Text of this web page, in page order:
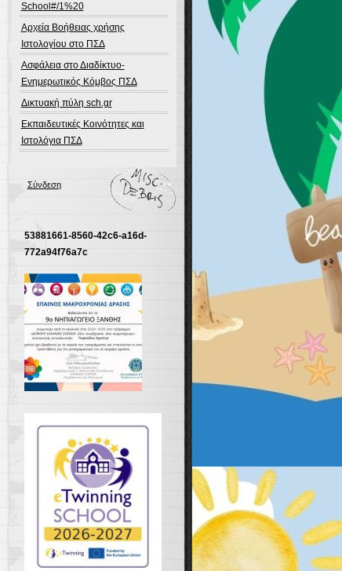
School#/1%20
Αρχεία Βοήθειας χρήσης
Ιστολογίου στο ΠΣΔ
Ασφάλεια στο Διαδίκτυο-
Ενημερωτικός Κόμβος ΠΣΔ
Δικτυακή πύλη sch.gr
Εκπαιδευτικές Κοινότητες και
Ιστολόγια ΠΣΔ
Σύνδεση
53881661-8560-42c6-a16d-
772a94f76a7c